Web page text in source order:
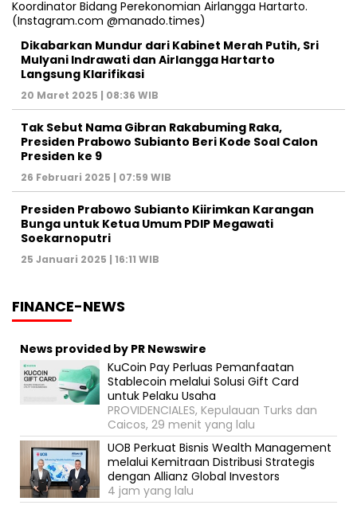
Dikabarkan Mundur dari Kabinet Merah Putih, Sri
Mulyani Indrawati dan Airlangga Hartarto
Langsung Klarifikasi
20 Maret 2025 | 08:36 WIB
Tak Sebut Nama Gibran Rakabuming Raka,
Presiden Prabowo Subianto Beri Kode Soal Calon
Presiden ke 9
26 Februari 2025 | 07:59 WIB
Presiden Prabowo Subianto Kiirimkan Karangan
Bunga untuk Ketua Umum PDIP Megawati
Soekarnoputri
25 Januari 2025 | 16:11 WIB
FINANCE-NEWS
News provided by PR Newswire
KuCoin Pay Perluas Pemanfaatan
Stablecoin melalui Solusi Gift Card
untuk Pelaku Usaha
PROVIDENCIALES, Kepulauan Turks dan
Caicos, 29 menit yang lalu
UOB Perkuat Bisnis Wealth Management
melalui Kemitraan Distribusi Strategis
dengan Allianz Global Investors
4 jam yang lalu